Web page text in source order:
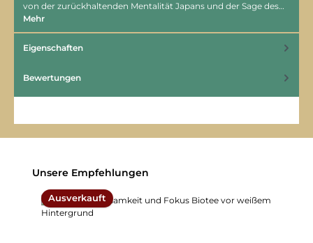
von der zurückhaltenden Mentalität Japans und der Sage des…
Mehr
Eigenschaften
Bewertungen
Produktgalerie überspringen
Unsere Empfehlungen
Ausverkauft